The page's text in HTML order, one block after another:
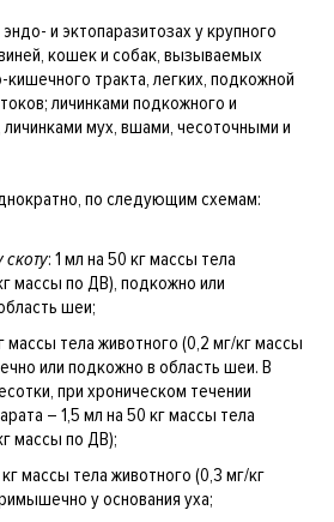
и эктопаразитозах у крупного
кошек и собак, вызываемых
тракта, легких, подкожной
личинками подкожного и
мух, вшами, чесоточными и
по следующим схемам:
: 1 мл на 50 кг массы тела
массы по ДВ), подкожно или
шеи;
массы тела животного (0,2 мг/кг массы
или подкожно в область шеи. В
при хроническом течении
– 1,5 мл на 50 кг массы тела
массы по ДВ);
массы тела животного (0,3 мг/кг
у основания уха;